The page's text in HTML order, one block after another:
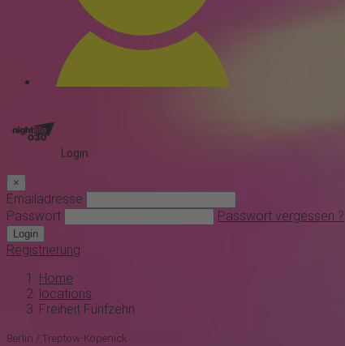
Login
×
Emailadresse
Passwort
Passwort vergessen ?
Login
Registrierung
Home
locations
Freiheit Fünfzehn
Berlin / Treptow-Köpenick